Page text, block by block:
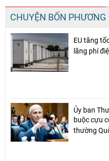
CHUYỆN BỐN PHƯƠNG
EU tăng
lãng phí
Ủy ban
buộc cựu
thường